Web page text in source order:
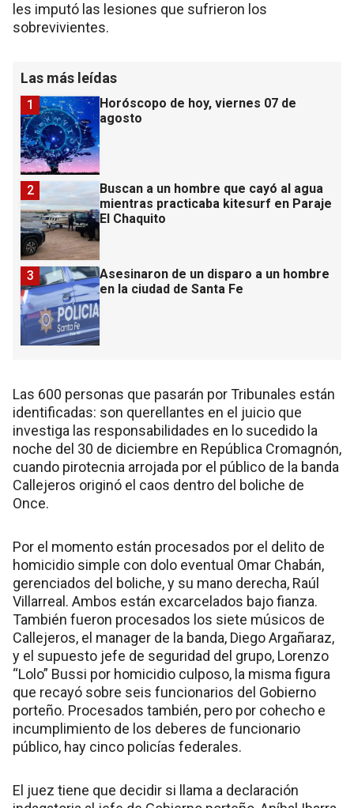
les imputó las lesiones que sufrieron los
sobrevivientes.
Las más leídas
Horóscopo de hoy, viernes 07 de
agosto
1
Buscan a un hombre que cayó al agua
mientras practicaba kitesurf en Paraje
El Chaquito
2
Asesinaron de un disparo a un hombre
en la ciudad de Santa Fe
3
Las 600 personas que pasarán por Tribunales están
identificadas: son querellantes en el juicio que
investiga las responsabilidades en lo sucedido la
noche del 30 de diciembre en República Cromagnón,
cuando pirotecnia arrojada por el público de la banda
Callejeros originó el caos dentro del boliche de
Once.
Por el momento están procesados por el delito de
homicidio simple con dolo eventual Omar Chabán,
gerenciados del boliche, y su mano derecha, Raúl
Villarreal. Ambos están excarcelados bajo fianza.
También fueron procesados los siete músicos de
Callejeros, el manager de la banda, Diego Argañaraz,
y el supuesto jefe de seguridad del grupo, Lorenzo
“Lolo” Bussi por homicidio culposo, la misma figura
que recayó sobre seis funcionarios del Gobierno
porteño. Procesados también, pero por cohecho e
incumplimiento de los deberes de funcionario
público, hay cinco policías federales.
El juez tiene que decidir si llama a declaración